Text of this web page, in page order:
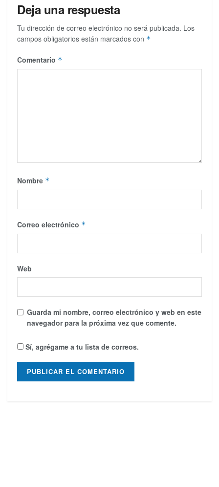
Deja una respuesta
Tu dirección de correo electrónico no será publicada. Los
campos obligatorios están marcados con *
Comentario *
Nombre *
Correo electrónico *
Web
Guarda mi nombre, correo electrónico y web en este
navegador para la próxima vez que comente.
Sí, agrégame a tu lista de correos.